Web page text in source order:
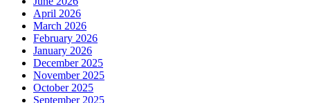
April 2026
March 2026
February 2026
January 2026
December 2025
November 2025
October 2025
September 2025